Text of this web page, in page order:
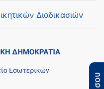
Διαδικασιών